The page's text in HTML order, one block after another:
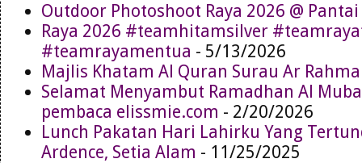
Outdoor Photoshoot Raya 2026 @ Pantai
Raya 2026 #teamhitamsilver
#teamrayamentua - 5/13/2026
Majlis Khatam Al Quran Surau Ar
Selamat Menyambut Ramadhan Al
pembaca elissmie.com - 2/20/2026
Lunch Pakatan Hari Lahirku Yang
Ardence, Setia Alam - 11/25/2025